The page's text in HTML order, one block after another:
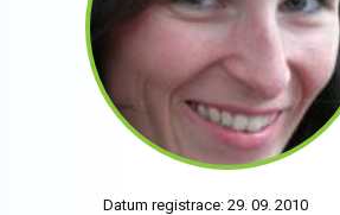
Datum registrace: 29. 09. 2010